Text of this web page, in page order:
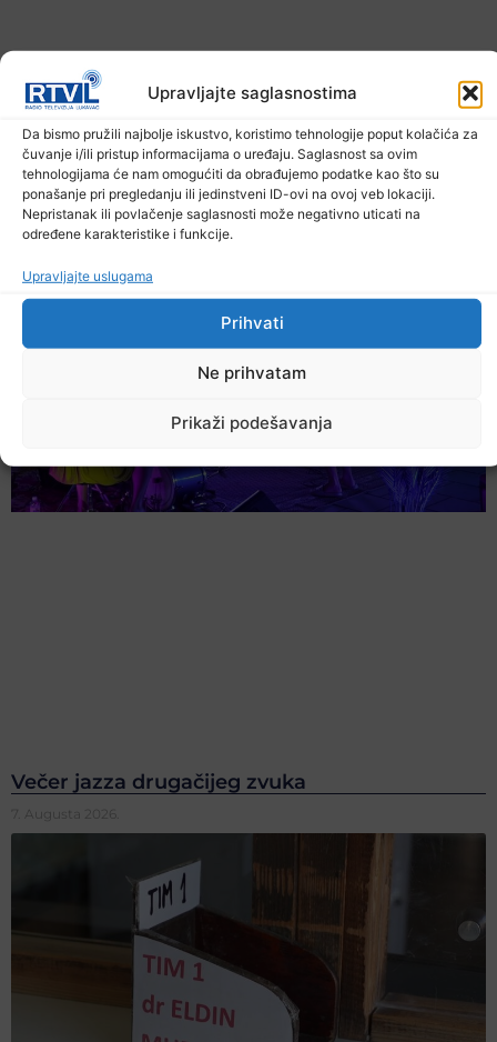
Upravljajte saglasnostima
Da bismo pružili najbolje iskustvo, koristimo tehnologije poput kolačića za
čuvanje i/ili pristup informacijama o uređaju. Saglasnost sa ovim
tehnologijama će nam omogućiti da obrađujemo podatke kao što su
ponašanje pri pregledanju ili jedinstveni ID-ovi na ovoj veb lokaciji.
Nepristanak ili povlačenje saglasnosti može negativno uticati na
određene karakteristike i funkcije.
Upravljajte uslugama
Prihvati
Ne prihvatam
Prikaži podešavanja
U TK povećan broj požara
7. Augusta 2026.
Večer jazza drugačijeg zvuka
7. Augusta 2026.